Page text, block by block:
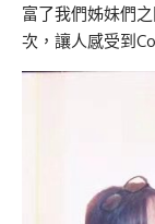
富了我們姊妹們
次，讓人感受到